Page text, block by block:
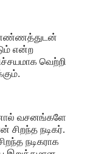
எண்ணத்துடன்
என்ற
வெற்றி
வசனங்களே
சிறந்த நடிகர்.
நடிகராக